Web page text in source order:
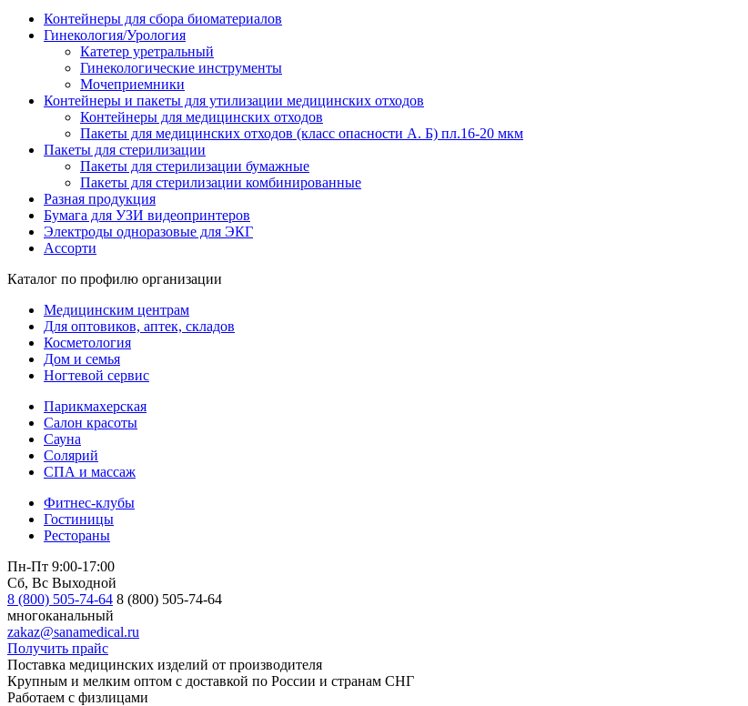
Контейнеры для сбора биоматериалов
Гинекология/Урология
Катетер уретральный
Гинекологические инструменты
Мочеприемники
Контейнеры и пакеты для утилизации медицинских отходов
Контейнеры для медицинских отходов
Пакеты для медицинских отходов (класс опасности А. Б) пл.16-20 мкм
Пакеты для стерилизации
Пакеты для стерилизации бумажные
Пакеты для стерилизации комбинированные
Разная продукция
Бумага для УЗИ видеопринтеров
Электроды одноразовые для ЭКГ
Ассорти
Каталог по профилю организации
Медицинским центрам
Для оптовиков, аптек, складов
Косметология
Дом и семья
Ногтевой сервис
Парикмахерская
Салон красоты
Сауна
Солярий
СПА и массаж
Фитнес-клубы
Гостиницы
Рестораны
Пн-Пт 9:00-17:00
Сб, Вс Выходной
8 (800) 505-74-64 8 (800) 505-74-64
многоканальный
zakaz@sanamedical.ru
Получить прайс
Поставка медицинских изделий от производителя
Крупным и мелким оптом с доставкой по России и странам СНГ
Работаем с физлицами